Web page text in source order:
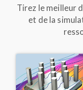
Tirez le meilleur
et de la